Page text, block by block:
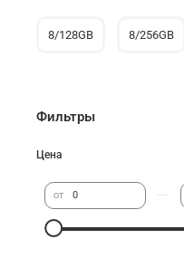
8/128GB 8/256GB
Фильтры
Цена
от